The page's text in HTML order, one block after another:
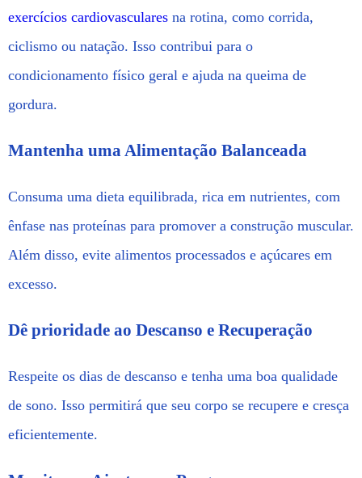
exercícios cardiovasculares na rotina, como corrida,
ciclismo ou natação. Isso contribui para o
condicionamento físico geral e ajuda na queima de
gordura.
Mantenha uma Alimentação Balanceada
Consuma uma dieta equilibrada, rica em nutrientes, com
ênfase nas proteínas para promover a construção muscular.
Além disso, evite alimentos processados e açúcares em
excesso.
Dê prioridade ao Descanso e Recuperação
Respeite os dias de descanso e tenha uma boa qualidade
de sono. Isso permitirá que seu corpo se recupere e cresça
eficientemente.